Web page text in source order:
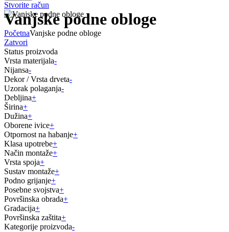
Stvorite račun
Vanjske podne obloge
PočetnaVanjske podne obloge
Zatvori
Status proizvoda
Vrsta materijala-
Nijansa-
Dekor / Vrsta drveta-
Uzorak polaganja-
Debljina+
Širina+
Dužina+
Oborene ivice+
Otpornost na habanje+
Klasa upotrebe+
Način montaže+
Vrsta spoja+
Sustav montaže+
Podno grijanje+
Posebne svojstva+
Površinska obrada+
Gradacija+
Površinska zaštita+
Kategorije proizvoda-